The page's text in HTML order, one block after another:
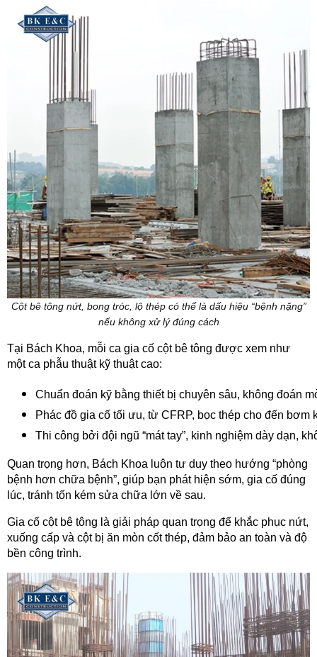
Cột bê tông nứt, bong tróc, lộ thép có thể là dấu hiệu “bệnh nặng”
nếu không xử lý đúng cách
Tại Bách Khoa, mỗi ca gia cố cột bê tông được xem như
một ca phẫu thuật kỹ thuật cao:
Chuẩn đoán kỹ bằng thiết bị chuyên sâu, không đoán
Phác đồ gia cố tối ưu, từ CFRP, bọc thép cho đến
Thi công bởi đội ngũ “mát tay”, kinh nghiệm dày dạn,
Quan trọng hơn, Bách Khoa luôn tư duy theo hướng “phòng
bệnh hơn chữa bệnh”, giúp bạn phát hiện sớm, gia cố đúng
lúc, tránh tốn kém sửa chữa lớn về sau.
Gia cố cột bê tông là giải pháp quan trọng để khắc phục nứt,
xuống cấp và cột bị ăn mòn cốt thép, đảm bảo an toàn và độ
bền công trình.